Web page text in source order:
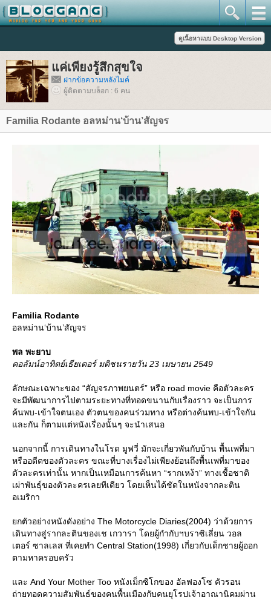
ค่เพียงรู้สึกสุขใจ
ฝากข้อความหลังไมค์
ผู้ติดตามบล็อก : 6 คน
Familia Rodante อลหม่าน‘บ้าน’สัญจร
Familia Rodante
อลหม่าน‘บ้าน’สัญจร
พล พะยาบ
คอลัมน์อาทิตย์เธียเตอร์ มติชนรายวัน 23 เมษายน 2549
ลักษณะเฉพาะของ “สัญจรภาพยนตร์” หรือ road movie คือตัวละคร
จะมีพัฒนาการไปตามระยะทางที่ทอดขนานกับเรื่องราว จะเป็นการ
ค้นพบ-เข้าใจตนเอง ตัวตนของคนร่วมทาง หรือต่างค้นพบ-เข้าใจกัน
ละกัน ก็ตามแต่หนังเรื่องนั้นๆ จะนำเสนอ
นอกจากนี้ การเดินทางในโรด มูฟวี่ มักจะเกี่ยวพันกับบ้าน พื้นเพที่มา
หรืออดีตของตัวละคร ขณะที่บางเรื่องไม่เพียงย้อนถึงพื้นเพที่มาของ
ตัวละครเท่านั้น หากเป็นเหมือนการค้นหา “รากเหง้า” ทางเชื้อชาติ
เผ่าพันธุ์ของตัวละครเลยทีเดียว โดยเห็นได้ชัดในหนังจากละติน
อเมริกา
กตัวอย่างหนังดังอย่าง The Motorcycle Diaries(2004) ว่าด้วยการ
เดินทางสู่รากละตินของเช เกวารา โดยผู้กำกับฯบราซิเลี่ยน วอล
เตอร์ ซาลเลส ที่เคยทำ Central Station(1998) เกี่ยวกับเด็กชายผู้ออก
ตามหาครอบครัว
ละ And Your Mother Too หนังเม็กซิโกของ อัลฟองโซ คัวรอน
ถ่ายทอดความสัมพันธ์ของคนพื้นเมืองกับคนยุโรปเจ้าอาณานิคมผ่าน